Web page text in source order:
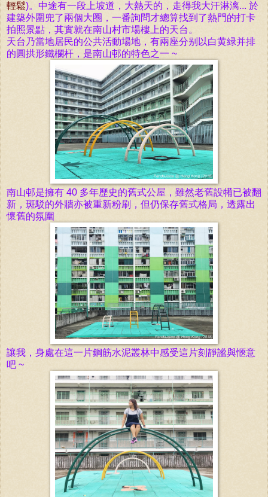
輕鬆)。中途有一段上坡道，大熱天的，走得我大汗淋漓... 於
建築外圍兜了兩個大圈，一番詢問才總算找到了熱門的打卡
拍照景點，其實就在南山村市場樓上的天台。
天台乃當地居民的公共活動場地，有兩座分别以白黄緑并排
的圓拱形鐵欄杆，是南山邨的特色之一 ~
南山邨是擁有 40 多年歷史的舊式公屋，雖然老舊設犕已被翻
新，斑駁的外牆亦被重新粉刷，但仍保存舊式格局，透露出
懷舊的氛圍
讓我，身處在這一片鋼筋水泥叢林中感受這片刻靜謐與愜意
吧 ~